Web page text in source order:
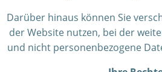
Darüber hinaus können Sie
der Website nutzen, bei der
und nicht personenbezogene